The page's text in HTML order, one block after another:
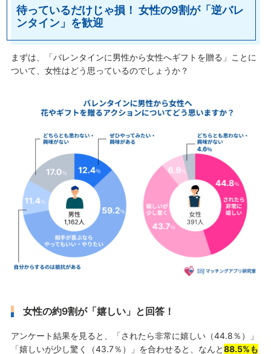
待っているだけじゃ損！ 女性の9割が「逆バレ
ンタイン」を歓迎
まずは、「バレンタインに男性から女性へギフトを贈る」ことに
ついて、女性はどう思っているのでしょうか？
女性の約9割が「嬉しい」と回答！
アンケート結果を見ると、「されたら非常に嬉しい（44.8％）」
「嬉しいが少し驚く（43.7％）」を合わせると、なんと88.5%も